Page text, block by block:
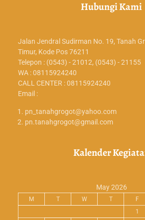
Hubungi Kami
Jalan Jendral Sudirman No. 19, Tanah
Timur, Kode Pos 76211
Telepon : (0543) - 21012, (0543) - 21155
WA : 08115924240
CALL CENTER : 08115924240
Email :
pn_tanahgrogot@yahoo.com
pn.tanahgrogot@gmail.com
Kalender
May 2026
M T W T F
1